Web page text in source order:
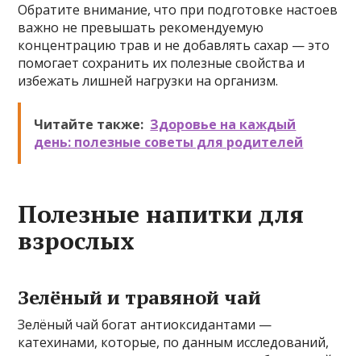
Обратите внимание, что при подготовке настоев
важно не превышать рекомендуемую
концентрацию трав и не добавлять сахар — это
помогает сохранить их полезные свойства и
избежать лишней нагрузки на организм.
Читайте также: Здоровье на каждый
день: полезные советы для родителей
Полезные напитки для
взрослых
Зелёный и травяной чай
Зелёный чай богат антиоксидантами —
катехинами, которые, по данным исследований,